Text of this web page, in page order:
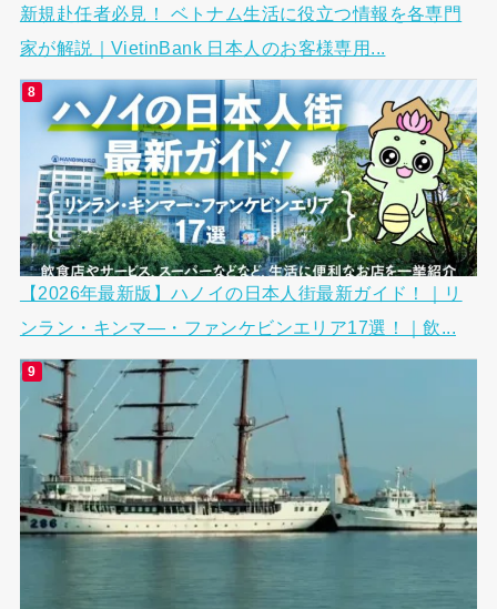
新規赴任者必見！ ベトナム生活に役立つ情報を各専門
家が解説｜VietinBank 日本人のお客様専用...
【2026年最新版】ハノイの日本人街最新ガイド！｜リ
ンラン・キンマ―・ファンケビンエリア17選！｜飲...